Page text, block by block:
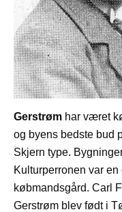
Gerstrøm har været
og byens bedste bud
Skjern type.
Kulturperronen var
købmandsgård. Carl
Gerstrøm blev født i